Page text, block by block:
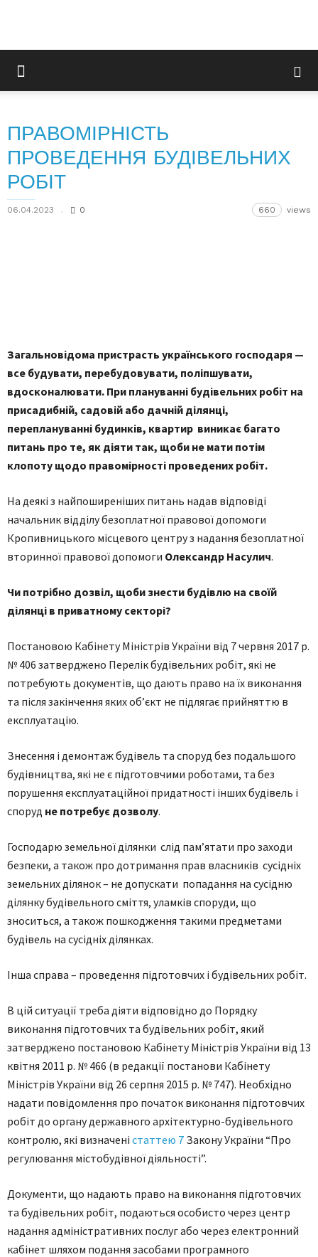
ПРАВОМІРНІСТЬ
ПРОВЕДЕННЯ БУДІВЕЛЬНИХ
РОБІТ
06.04.2023 0 660 views
Загальновідома пристрасть українського господаря —
все будувати, перебудовувати, поліпшувати,
вдосконалювати. При плануванні будівельних робіт на
присадибній, садовій або дачній ділянці,
переплануванні будинків, квартир виникає багато
питань про те, як діяти так, щоби не мати потім
клопоту щодо правомірності проведених робіт.
На деякі з найпоширеніших питань надав відповіді
начальник відділу безоплатної правової допомоги
Кропивницького місцевого центру з надання безоплатної
вторинної правової допомоги Олександр Насулич.
Чи потрібно дозвіл, щоби знести будівлю на своїй
ділянці в приватному секторі?
Постановою Кабінету Міністрів України від 7 червня 2017 р.
№ 406 затверджено Перелік будівельних робіт, які не
потребують документів, що дають право на їх виконання
та після закінчення яких об’єкт не підлягає прийняттю в
експлуатацію.
Знесення і демонтаж будівель та споруд без подальшого
будівництва, які не є підготовчими роботами, та без
порушення експлуатаційної придатності інших будівель і
споруд не потребує дозволу.
Господарю земельної ділянки слід пам’ятати про заходи
безпеки, а також про дотримання прав власників сусідніх
земельних ділянок – не допускати попадання на сусідню
ділянку будівельного сміття, уламків споруди, що
зноситься, а також пошкодження такими предметами
будівель на сусідніх ділянках.
Інша справа – проведення підготовчих і будівельних робіт.
В цій ситуації треба діяти відповідно до Порядку
виконання підготовчих та будівельних робіт, який
затверджено постановою Кабінету Міністрів України від 13
квітня 2011 р. № 466 (в редакції постанови Кабінету
Міністрів України від 26 серпня 2015 р. № 747). Необхідно
надати повідомлення про початок виконання підготовчих
робіт до органу державного архітектурно-будівельного
контролю, які визначені статтею 7 Закону України “Про
регулювання містобудівної діяльності”.
Документи, що надають право на виконання підготовчих
та будівельних робіт, подаються особисто через центр
надання адміністративних послуг або через електронний
кабінет шляхом подання засобами програмного